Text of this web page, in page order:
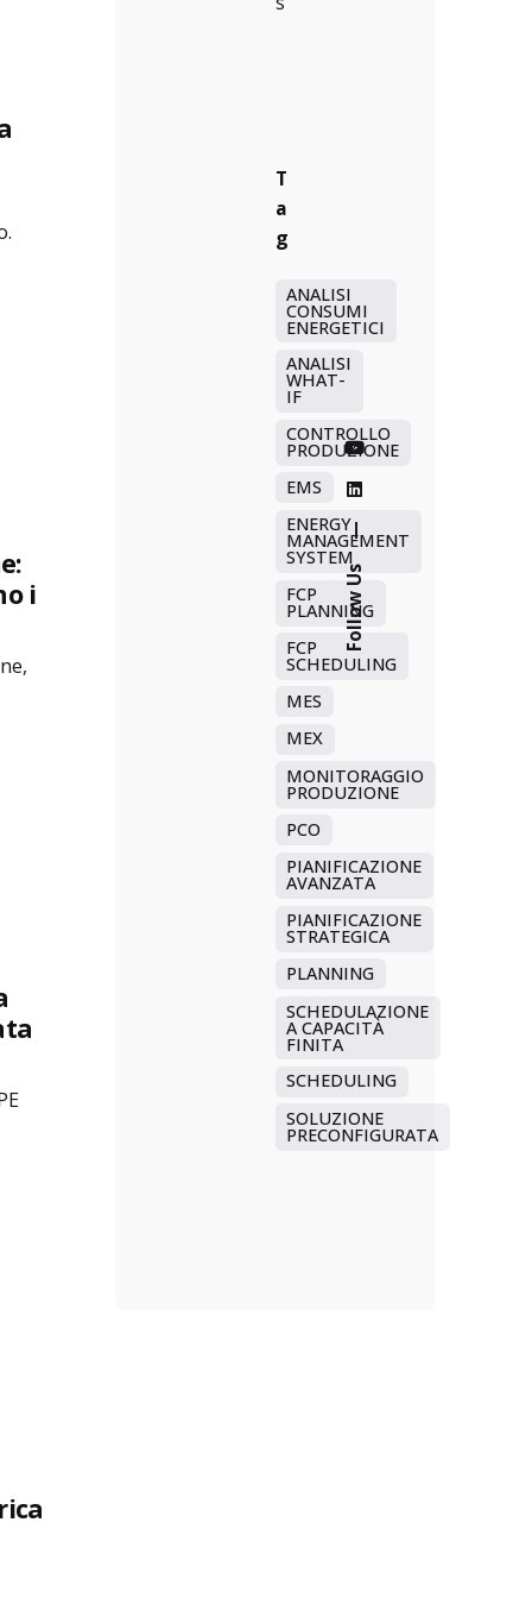
Follow Us
—
i
T
a
g
ANALISI
CONSUMI
ENERGETICI
ANALISI
WHAT-
IF
CONTROLLO
PRODUZIONE
EMS
ENERGY
MANAGEMENT
SYSTEM
FCP
PLANNING
FCP
SCHEDULING
MES
MEX
MONITORAGGIO
PRODUZIONE
PCO
PIANIFICAZIONE
AVANZATA
PIANIFICAZIONE
STRATEGICA
PLANNING
SCHEDULAZIONE
A CAPACITÀ
FINITA
SCHEDULING
SOLUZIONE
PRECONFIGURATA